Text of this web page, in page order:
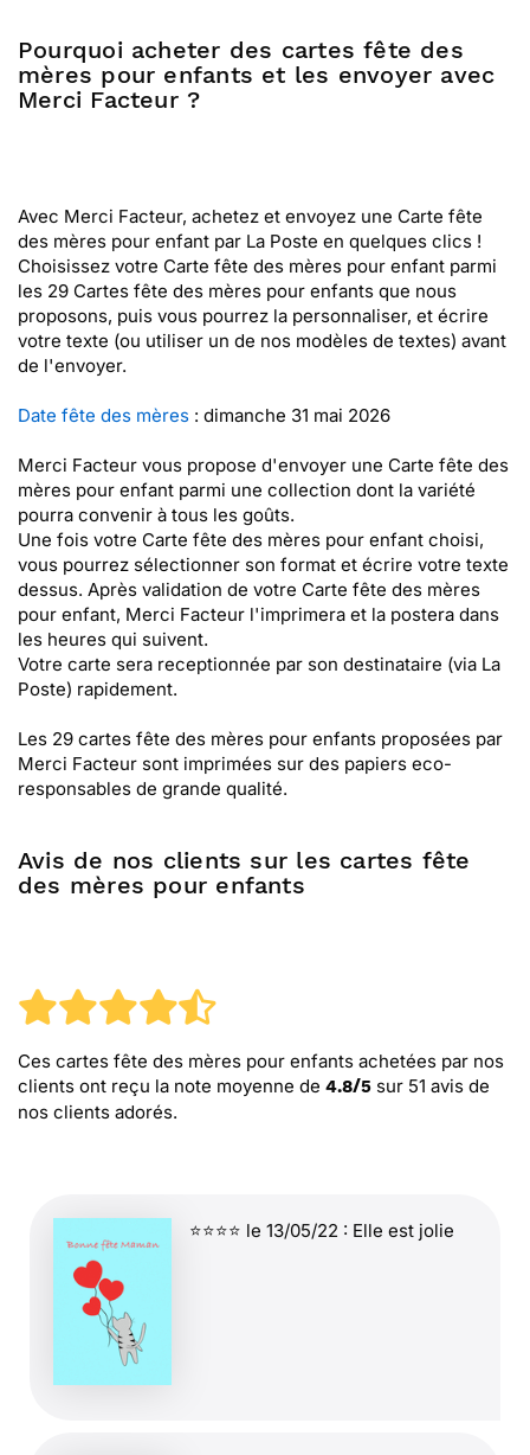
Pourquoi acheter des cartes fête des
mères pour enfants et les envoyer avec
Merci Facteur ?
Avec Merci Facteur, achetez et envoyez une Carte fête
des mères pour enfant par La Poste en quelques clics !
Choisissez votre Carte fête des mères pour enfant parmi
les 29 Cartes fête des mères pour enfants que nous
proposons, puis vous pourrez la personnaliser, et écrire
votre texte (ou utiliser un de nos modèles de textes) avant
de l'envoyer.
Date fête des mères : dimanche 31 mai 2026
Merci Facteur vous propose d'envoyer une Carte fête des
mères pour enfant parmi une collection dont la variété
pourra convenir à tous les goûts.
Une fois votre Carte fête des mères pour enfant choisi,
vous pourrez sélectionner son format et écrire votre texte
dessus. Après validation de votre Carte fête des mères
pour enfant, Merci Facteur l'imprimera et la postera dans
les heures qui suivent.
Votre carte sera receptionnée par son destinataire (via La
Poste) rapidement.
Les 29 cartes fête des mères pour enfants proposées par
Merci Facteur sont imprimées sur des papiers eco-
responsables de grande qualité.
Avis de nos clients sur les cartes fête
des mères pour enfants
Ces cartes fête des mères pour enfants achetées par nos
clients ont reçu la note moyenne de 4.8/5 sur 51 avis de
nos clients adorés.
⭐⭐⭐⭐ le 13/05/22 : Elle est jolie